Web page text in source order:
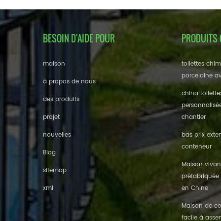
BESOIN D'AIDE POUR
maison
à propos de nous
des produits
projet
nouvelles
Blog
sitemap
xml
PRODUITS
toilettes
porcelaine
china
chantier
bas prix
conteneur
Maison
en Chine
Maison de
facile à